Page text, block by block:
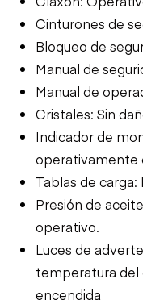
Cinturones de
Bloqueo de
Manual de
Manual de
Cristales: Sin
Indicador de
operativamente
Tablas de
Presión de
operativo.
Luces de
temperatura del
encendida